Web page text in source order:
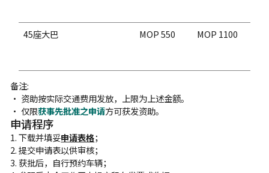
45座大巴 MOP 550 MOP 1100
备注:
• 资助按实际交通费用发放，上限为上述金额。
• 仅限获事先批准之申请方可获发资助。
申请程序
1. 下载并填妥申请表格；
2. 提交申请表以供审核；
3. 获批后，自行预约车辆；